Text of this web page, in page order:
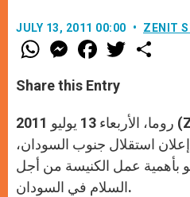
JULY 13, 2011 00:00 ZENIT
W
h
t
s
p
p
M
e
s
e
e
r
F
a
e
b
o
k
w
r
Share this Entry
روما، الأربعاء 13 يوليو 2011 (Zenit.org) – في حديث
إعلان استقلال جنوب السودان،
بأهمية عمل الكنيسة من أجل
السلام في السودان.